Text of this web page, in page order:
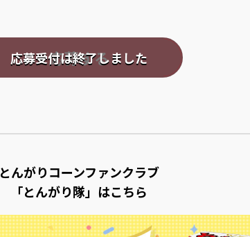
応募する
とんがりコーンファンクラブ
「とんがり隊」はこちら